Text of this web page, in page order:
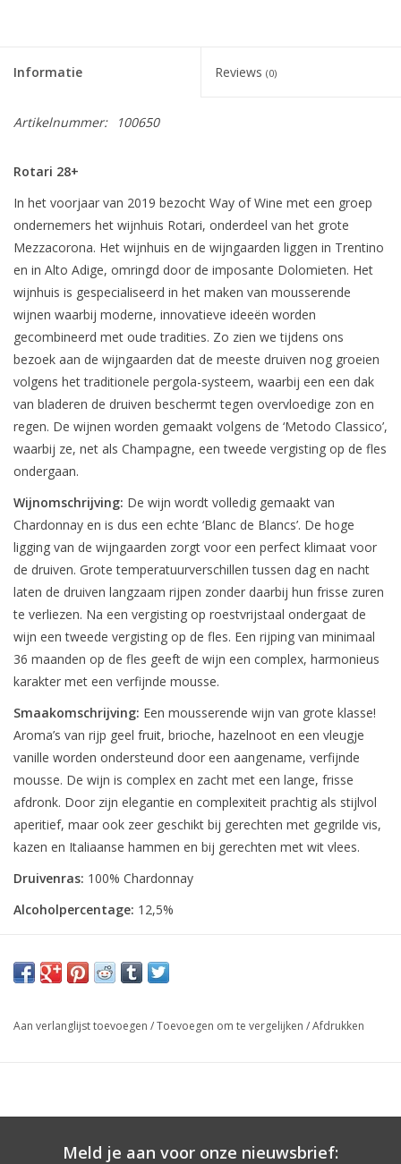
Informatie Reviews (0)
Artikelnummer: 100650
Rotari 28+
In het voorjaar van 2019 bezocht Way of Wine met een groep
ondernemers het wijnhuis Rotari, onderdeel van het grote
Mezzacorona. Het wijnhuis en de wijngaarden liggen in Trentino
en in Alto Adige, omringd door de imposante Dolomieten. Het
wijnhuis is gespecialiseerd in het maken van mousserende
wijnen waarbij moderne, innovatieve ideeën worden
gecombineerd met oude tradities. Zo zien we tijdens ons
bezoek aan de wijngaarden dat de meeste druiven nog groeien
volgens het traditionele pergola-systeem, waarbij een een dak
van bladeren de druiven beschermt tegen overvloedige zon en
regen. De wijnen worden gemaakt volgens de ‘Metodo Classico’,
waarbij ze, net als Champagne, een tweede vergisting op de fles
ondergaan.
Wijnomschrijving: De wijn wordt volledig gemaakt van
Chardonnay en is dus een echte ‘Blanc de Blancs’. De hoge
ligging van de wijngaarden zorgt voor een perfect klimaat voor
de druiven. Grote temperatuurverschillen tussen dag en nacht
laten de druiven langzaam rijpen zonder daarbij hun frisse zuren
te verliezen. Na een vergisting op roestvrijstaal ondergaat de
wijn een tweede vergisting op de fles. Een rijping van minimaal
36 maanden op de fles geeft de wijn een complex, harmonieus
karakter met een verfijnde mousse.
Smaakomschrijving: Een mousserende wijn van grote klasse!
Aroma’s van rijp geel fruit, brioche, hazelnoot en een vleugje
vanille worden ondersteund door een aangename, verfijnde
mousse. De wijn is complex en zacht met een lange, frisse
afdronk. Door zijn elegantie en complexiteit prachtig als stijlvol
aperitief, maar ook zeer geschikt bij gerechten met gegrilde vis,
kazen en Italiaanse hammen en bij gerechten met wit vlees.
Druivenras: 100% Chardonnay
Alcoholpercentage: 12,5%
Aan verlanglijst toevoegen /Toevoegen om te vergelijken /Afdrukken
Meld je aan voor onze nieuwsbrief: